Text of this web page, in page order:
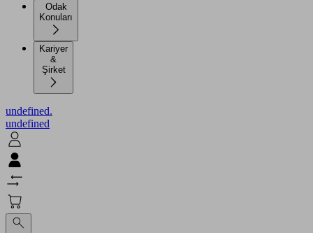
Odak
Konuları
Kariyer
&
Şirket
undefined.
undefined